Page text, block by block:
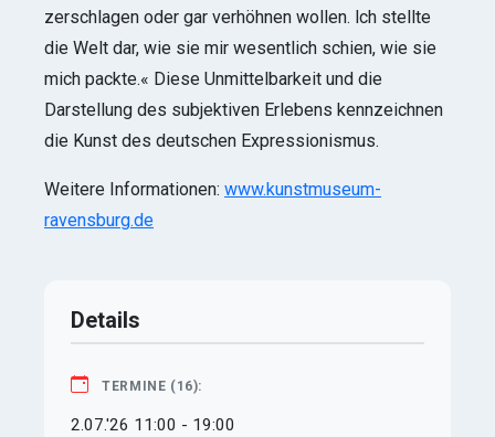
zerschlagen oder gar verhöhnen wollen. lch stellte
die Welt dar, wie sie mir wesentlich schien, wie sie
mich packte.« Diese Unmittelbarkeit und die
Darstellung des subjektiven Erlebens kennzeichnen
die Kunst des deutschen Expressionismus.
Weitere Informationen: www.kunstmuseum-
ravensburg.de
Details
TERMINE (16):
2.07.'26 11:00 - 19:00